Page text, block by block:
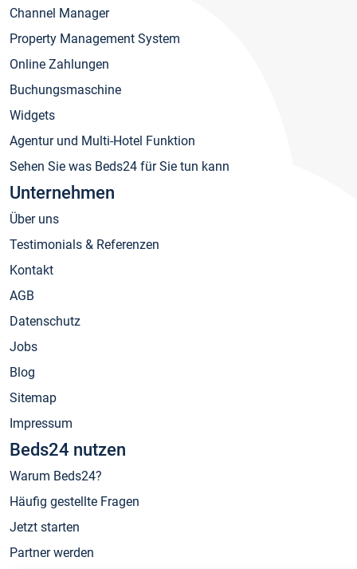
Channel Manager
Property Management System
Online Zahlungen
Buchungsmaschine
Widgets
Agentur und Multi-Hotel Funktion
Sehen Sie was Beds24 für Sie tun kann
Unternehmen
Über uns
Testimonials & Referenzen
Kontakt
AGB
Datenschutz
Jobs
Blog
Sitemap
Impressum
Beds24 nutzen
Warum Beds24?
Häufig gestellte Fragen
Jetzt starten
Partner werden